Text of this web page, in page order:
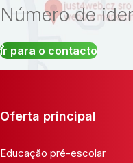
Número de
Ir para o contacto
Oferta principal
Educação pré-escolar